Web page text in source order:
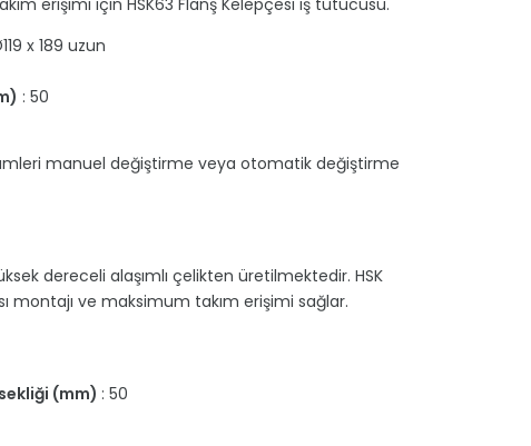
erişimi için HSK63 Flanş Kelepçesi iş tutucusu.
x 189 uzun
: 50
manuel değiştirme veya otomatik değiştirme
dereceli alaşımlı çelikten üretilmektedir. HSK
montajı ve maksimum takım erişimi sağlar.
(mm) : 50